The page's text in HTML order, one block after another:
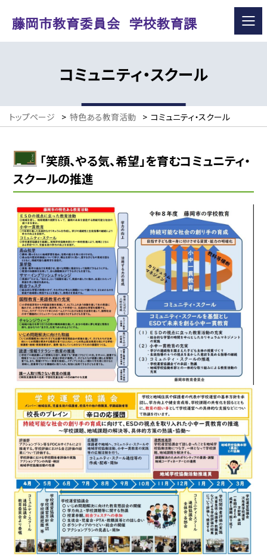
コミュニティ・スクール
トップページ > 特色ある教育活動 > コミュニティ・スクール
「笑顔、やる気、希望」を育むコミュニティ・
スクールの推進